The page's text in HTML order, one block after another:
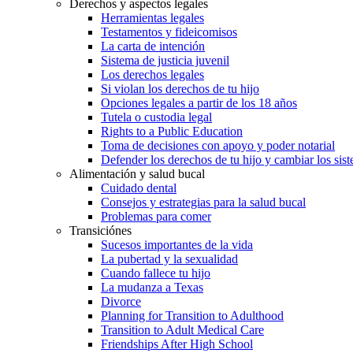
Derechos y aspectos legales
Herramientas legales
Testamentos y fideicomisos
La carta de intención
Sistema de justicia juvenil
Los derechos legales
Si violan los derechos de tu hijo
Opciones legales a partir de los 18 años
Tutela o custodia legal
Rights to a Public Education
Toma de decisiones con apoyo y poder notarial
Defender los derechos de tu hijo y cambiar los
Alimentación y salud bucal
Cuidado dental
Consejos y estrategias para la salud bucal
Problemas para comer
Transiciónes
Sucesos importantes de la vida
La pubertad y la sexualidad
Cuando fallece tu hijo
La mudanza a Texas
Divorce
Planning for Transition to Adulthood
Transition to Adult Medical Care
Friendships After High School